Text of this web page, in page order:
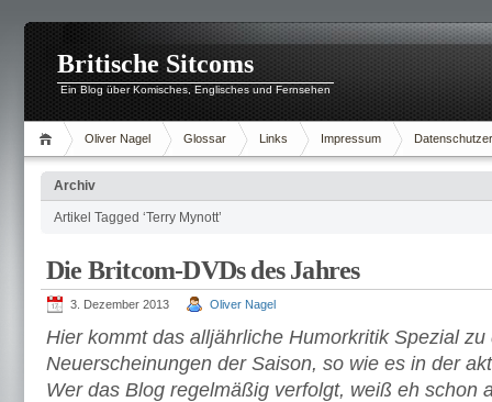
Britische Sitcoms
Ein Blog über Komisches, Englisches und Fernsehen
Oliver Nagel Glossar Links Impressum
Archiv
Artikel Tagged ‘Terry Mynott’
Die Britcom-DVDs des Jahres
3. Dezember 2013 Oliver Nagel
Hier kommt das alljährliche Humorkritik Spezial zu
Neuerscheinungen der Saison, so wie es in der
Wer das Blog regelmäßig verfolgt, weiß eh schon